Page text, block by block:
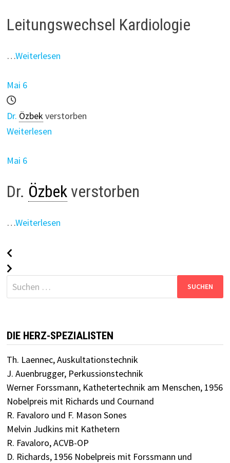
Leitungswechsel Kardiologie
…Weiterlesen
Mai 6
Dr. Özbekverstorben
Weiterlesen
Mai 6
Dr. Özbekverstorben
…Weiterlesen
Suchen
nach:
DIE HERZ-SPEZIALISTEN
Th. Laennec, Auskultationstechnik
J. Auenbrugger, Perkussionstechnik
Werner Forssmann, Kathetertechnik am Menschen, 1956
Nobelpreis mit Richards und Cournand
R. Favaloro und F. Mason Sones
Melvin Judkins mit Kathetern
R. Favaloro, ACVB-OP
D. Richards, 1956 Nobelpreis mit Forssmann und